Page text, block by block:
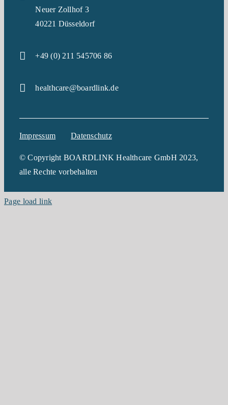
Neuer Zollhof 3
40221 Düsseldorf
+49 (0) 211 545706 86
healthcare@boardlink.de
Impressum Datenschutz
© Copyright BOARDLINK Healthcare GmbH 2023,
alle Rechte vorbehalten
Page load link